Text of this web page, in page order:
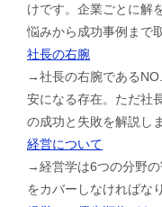
けです。企業ごとに解
悩みから成功事例まで
社長の右腕
→社長の右腕である
安になる存在。ただ社
の成功と失敗を解説し
経営について
→経営学は6つの分野
をカバーしなければな